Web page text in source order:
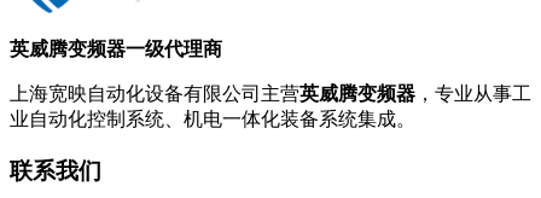
英威腾变频器一级代理商
上海宽映自动化设备有限公司主营英威腾变频器 ，专业从事工
业自动化控制系统、机电一体化装备系统集成。
联系我们